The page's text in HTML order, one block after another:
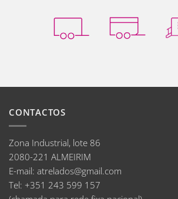
CONTACTOS
Zona Industrial, lote 86
2080-221 ALMEIRIM
E-mail: atrelados@gmail.com
Tel: +351 243 599 157